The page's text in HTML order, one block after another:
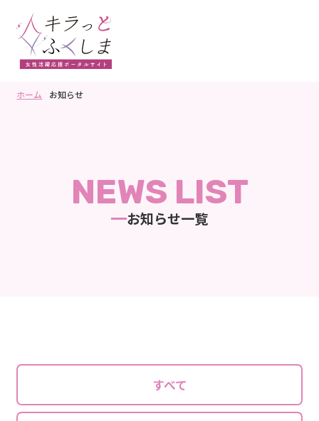
ホーム お知らせ
NEWS LIST
お知らせ一覧
すべて